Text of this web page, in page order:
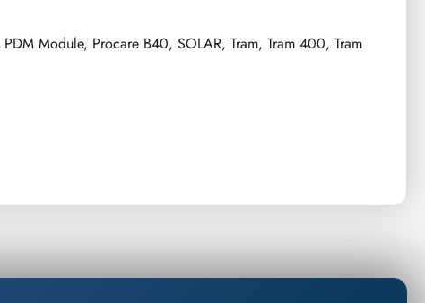
Module, Procare B40, SOLAR, Tram, Tram 400, Tram